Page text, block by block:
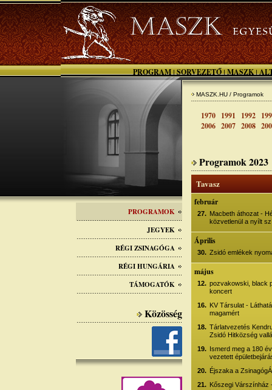
PROGRAM | SORVEZETŐ | MASZK |
PROGRAMOK
JEGYEK
RÉGI ZSINAGÓGA
RÉGI HUNGÁRIA
TÁMOGATÓK
Közösség
MASZK.HU / Programok
1970 1991 1992
2006 2007 2008
Programok 2023
Tavasz
február
27. Macbeth áthozat -
közvetlenül a nyílt
Április
30. Zsidó emlékek
május
12. pozvakowski, black
koncert
16. KV Társulat -
magamért
18. Tárlatvezetés
Zsidó Hitközség
19. Ismerd meg a 180
vezetett
20. Éjszaka a
21. Kőszegi Várszínház